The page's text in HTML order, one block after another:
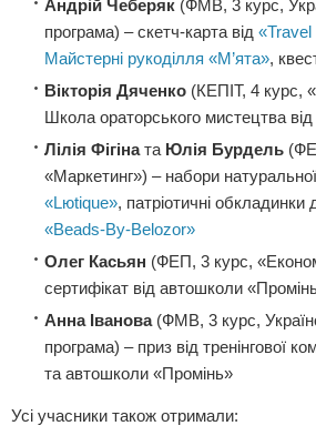
Андрій Чеберяк (ФМВ, 3 курс,
програма) – скетч-карта від «Travel
Майстерні рукоділля «М’ята»,
Вікторія Дяченко (КЕПІТ, 4 курс,
Школа ораторського мистецтва
Лілія Фігіната Юлія Бурдель
«Маркетинг») – набори
«Lюtique», патріотичні обкладинки
«Beads-By-Belozor»
Олег Касьян (ФЕП, 3 курс,
сертифікат від автошколи
Анна Іванова(ФМВ, 3 курс,
програма) – приз від тренінгової
та автошколи «Промінь»
Усі учасники також отримали: